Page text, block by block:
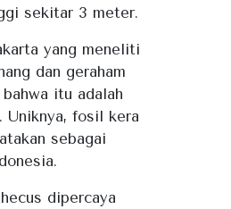
sekitar 3 meter.
yang meneliti
dan geraham
itu adalah
fosil kera
sebagai
dipercaya